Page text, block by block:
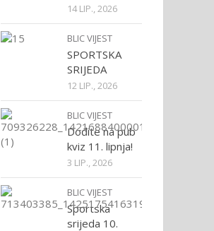
14 LIP., 2026
BLIC VIJEST
SPORTSKA
SRIJEDA
12 LIP., 2026
BLIC VIJEST
Dođite na pub
kviz 11. lipnja!
3 LIP., 2026
BLIC VIJEST
Sportska
srijeda 10.